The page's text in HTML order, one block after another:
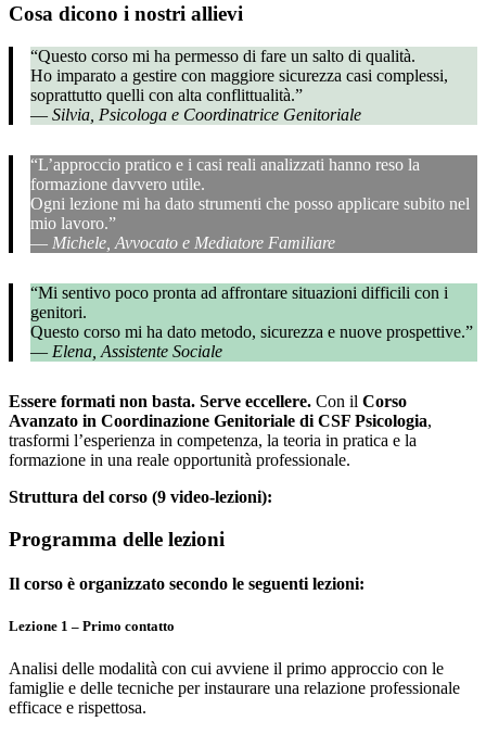
Cosa dicono i nostri allievi
“Questo corso mi ha permesso di fare un salto di qualità.
Ho imparato a gestire con maggiore sicurezza casi complessi,
soprattutto quelli con alta conflittualità.”
— Silvia, Psicologa e Coordinatrice Genitoriale
“L’approccio pratico e i casi reali analizzati hanno reso la
formazione davvero utile.
Ogni lezione mi ha dato strumenti che posso applicare subito nel
mio lavoro.”
— Michele, Avvocato e Mediatore Familiare
“Mi sentivo poco pronta ad affrontare situazioni difficili con i
genitori.
Questo corso mi ha dato metodo, sicurezza e nuove prospettive.”
— Elena, Assistente Sociale
Essere formati non basta. Serve eccellere. Con il Corso
Avanzato in Coordinazione Genitoriale di CSF Psicologia,
trasformi l’esperienza in competenza, la teoria in pratica e la
formazione in una reale opportunità professionale.
Struttura del corso (9 video-lezioni):
Programma delle lezioni
Il corso è organizzato secondo le seguenti lezioni:
Lezione 1 – Primo contatto
Analisi delle modalità con cui avviene il primo approccio con le
famiglie e delle tecniche per instaurare una relazione professionale
efficace e rispettosa.